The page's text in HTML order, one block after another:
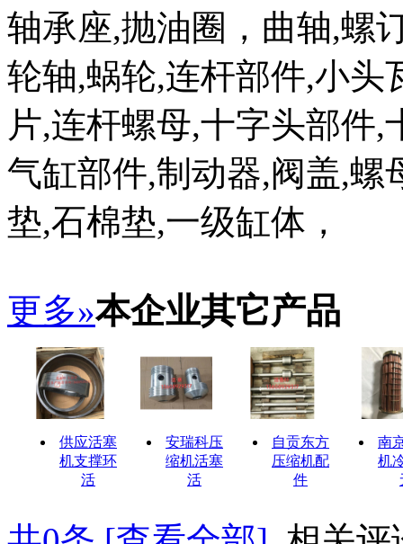
轴承座,抛油圈，曲轴,螺
轮轴,蜗轮,连杆部件,小头
片,连杆螺母,十字头部件
气缸部件,制动器,阀盖,螺
垫,石棉垫,一级缸体，
更多»本企业其它产品
供应活塞
机支撑环
活
安瑞科压
缩机活塞
活
自贡东方
压缩机配
件
南
机